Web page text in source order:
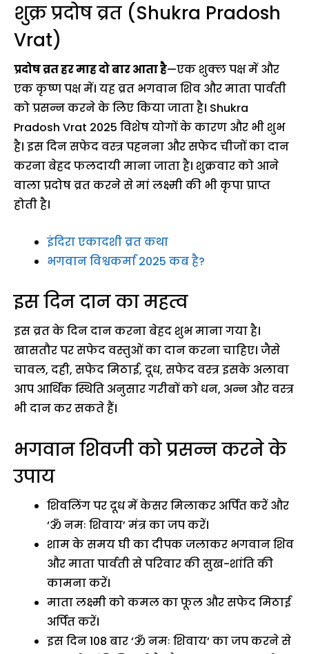
शुक्र प्रदोष व्रत (Shukra Pradosh
Vrat)
प्रदोष व्रत हर माह दो बार आता है—एक शुक्ल पक्ष में और
एक कृष्ण पक्ष में। यह व्रत भगवान शिव और माता पार्वती
को प्रसन्न करने के लिए किया जाता है। Shukra
Pradosh Vrat 2025 विशेष योगों के कारण और भी शुभ
है। इस दिन सफेद वस्त्र पहनना और सफेद चीजों का दान
करना बेहद फलदायी माना जाता है। शुक्रवार को आने
वाला प्रदोष व्रत करने से मां लक्ष्मी की भी कृपा प्राप्त
होती है।
इंदिरा एकादशी व्रत कथा
भगवान विश्वकर्मा 2025 कब है?
इस दिन दान का महत्व
इस व्रत के दिन दान करना बेहद शुभ माना गया है।
खासतौर पर सफेद वस्तुओं का दान करना चाहिए। जैसे
चावल, दही, सफेद मिठाई, दूध, सफेद वस्त्र इसके अलावा
आप आर्थिक स्थिति अनुसार गरीबों को धन, अन्न और वस्त्र
भी दान कर सकते हैं।
भगवान शिवजी को प्रसन्न करने के
उपाय
शिवलिंग पर दूध में केसर मिलाकर अर्पित करें और
‘ॐ नमः शिवाय’ मंत्र का जप करें।
शाम के समय घी का दीपक जलाकर भगवान शिव
और माता पार्वती से परिवार की सुख-शांति की
कामना करें।
माता लक्ष्मी को कमल का फूल और सफेद मिठाई
अर्पित करें।
इस दिन 108 बार ‘ॐ नमः शिवाय’ का जप करने से